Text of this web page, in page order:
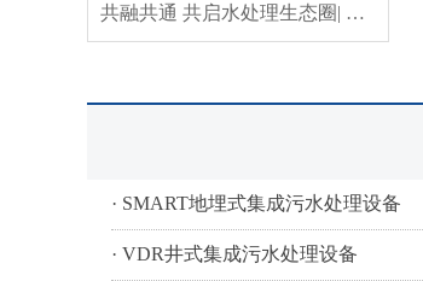
共融共通 共启水处理生态圈| 英诺格林成立20周年供应商大会定义水处理未来式
· SMART地埋式集成污水处理设备
· VDR井式集成污水处理设备